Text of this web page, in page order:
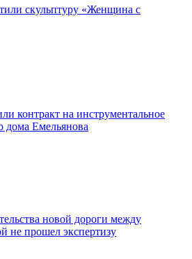
скульптуру «Женщина с
контракт на инструментальное
дома Емельянова
новой дороги между
не прошел экспертизу